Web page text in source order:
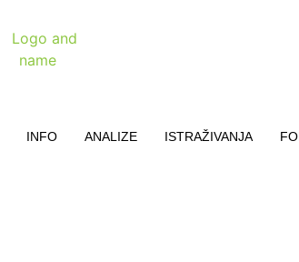
INFO ANALIZE ISTRAŽIVANJA